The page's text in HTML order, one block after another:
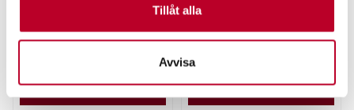
specifika kännetecken (fingeravtryck)
Ta reda på mer om hur dina personliga uppgifter
Du kan ändra eller dra tillbaka ditt samtycke när som
helst från cookie-förklaringen.
Tillåt alla
Avvisa
75,00 krTidigare pris:
99,00 kr
99,00 kr
LÄGG I VARUKORGEN
175,00 krTidigare pris:
199,00 kr
199,00 kr
LÄS MER